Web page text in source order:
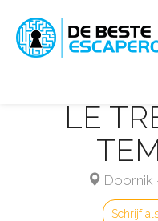
naar
LE
Doornik
Schrijf